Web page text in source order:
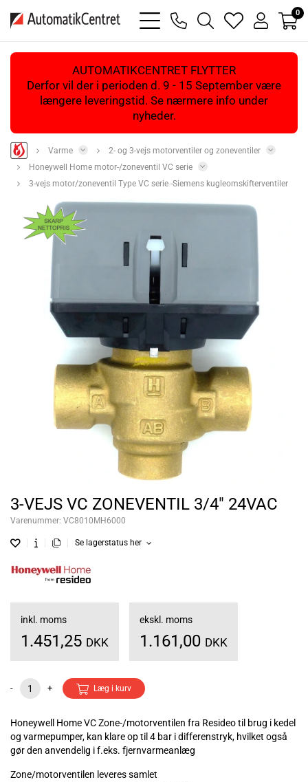
bars
light
phone
magnifying
glass
heart
light
user
light
0
AUTOMATIKCENTRET FLYTTER
Derfor vil der i perioden d. 9 - 15 September være
længere leveringstid. Se nærmere info under
nyheder.
Varme
2- og 3-vejs motorventiler og zoneventiler
Honeywell Home motor-/zoneventil VC serie
3-vejs motor/zoneventil Type VC serie -Siemens kugleomskifterventiler
3-VEJS VC ZONEVENTIL 3/4" 24VAC
Varenummer: VC8010MH6000
Se lagerstatus her
inkl. moms
1.451,25 DKK
ekskl. moms
1.161,00 DKK
- + Læg i kurv
Honeywell Home VC Zone-/motorventilen fra Resideo til brug i kedel
og varmepumper, kan klare op til 4 bar i differenstryk, hvilket også
gør den anvendelig i f.eks. fjernvarmeanlæg
Zone/motorventilen leveres samlet